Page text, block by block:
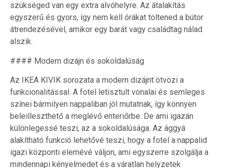
szükséged van egy extra alvóhelyre. Az átalakítás
egyszerű és gyors, így nem kell órákat töltened a bútor
átrendezésével, amikor egy barát vagy családtag nálad
alszik.
#### Modern dizájn és sokoldalúság
Az IKEA KIVIK sorozata a modern dizájnt ötvözi a
funkcionalitással. A fotel letisztult vonalai és semleges
színei bármilyen nappaliban jól mutatnak, így könnyen
beleilleszthető a meglévő enteriőrbe. De ami igazán
különlegessé teszi, az a sokoldalúsága. Az ággyá
alakítható funkció lehetővé teszi, hogy a fotel a nappalid
igazi központi elemévé váljon, ami egyszerre szolgálja a
mindennapi kényelmedet és a váratlan helyzetek